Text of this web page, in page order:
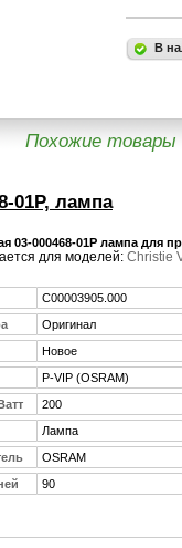
В
Похожие товары
01P, лампа
03-000468-01P лампа для
для моделей: Christie
C00003905.000
Оригинал
Новое
P-VIP (OSRAM)
200
Лампа
OSRAM
90